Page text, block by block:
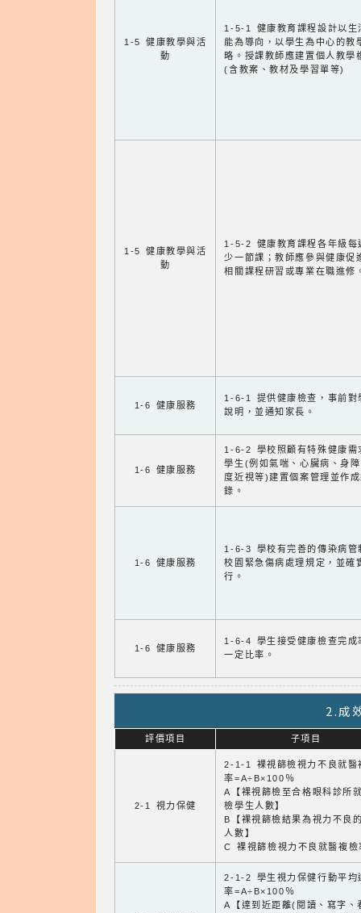
1-5 健康教學與活
動
1-5-1 健康教育課程設計以生
能為導向，以學生為中心的教
略。授課教師應建置個人教學
(含教案、教材及學習單等)
1-5 健康教學與活
動
1-5-2 健康教育課程各年級每
少一節課；教師應參與健康促
相關課程研習或專業在職進修
1-6 健康服務
1-6-1 提供健康檢查，事前對
說明，並通知家長。
1-6 健康服務
1-6-2 學校照顧有特殊健康需
學生(例如氣喘、心臟病、身
度近視等)建置個案管理並作
錄。
1-6 健康服務
1-6-3 學校有完善的傳染病管
校園緊急傷病處理規定，並確
行。
1-6 健康服務
1-6-4 學生接受健康檢查完成
一定比率。
2.成
評價項目 子項目
2-1 視力保健
2-1-1 裸視篩檢視力不良就醫
率=A÷B×100％
A【裸視篩檢至合格眼科診所
檢學生人數】
B【裸視篩檢結果為視力不良
人數】
C 裸視篩檢視力不良就醫複檢
2-1-2 學生視力保健行動平均
率=A÷B×100％
A【達到近距離(閱讀、寫字、